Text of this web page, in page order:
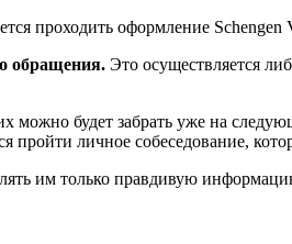
проходить оформление Schengen
обращения. Это осуществляется
можно будет забрать уже на
пройти личное собеседование,
им только правдивую